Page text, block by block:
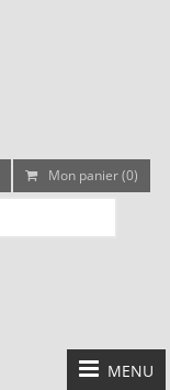
Mon panier (0)
MENU